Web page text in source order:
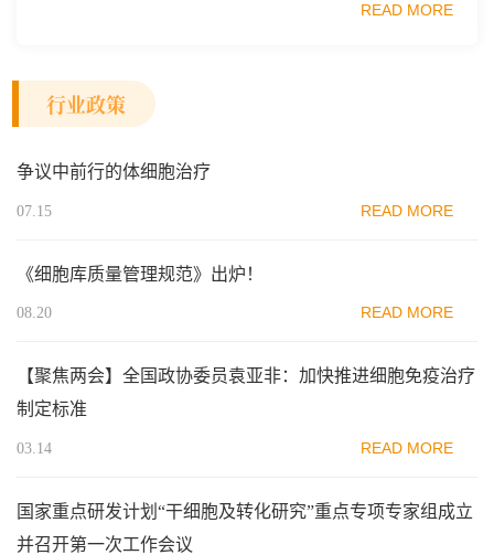
范区生物医药行业协会、瑞士日内瓦长寿科学...
READ MORE
行业政策
争议中前行的体细胞治疗
07.15 READ MORE
《细胞库质量管理规范》出炉！
08.20 READ MORE
【聚焦两会】全国政协委员袁亚非：加快推进细胞免疫治疗
制定标准
03.14 READ MORE
国家重点研发计划“干细胞及转化研究”重点专项专家组成立
并召开第一次工作会议